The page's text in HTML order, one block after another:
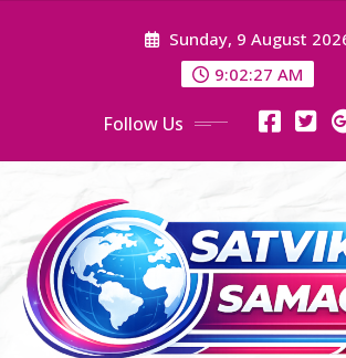
Sunday, 9 August
9:02:29 AM
Follow Us